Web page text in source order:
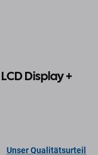
Display +
Unser Qualitätsurteil